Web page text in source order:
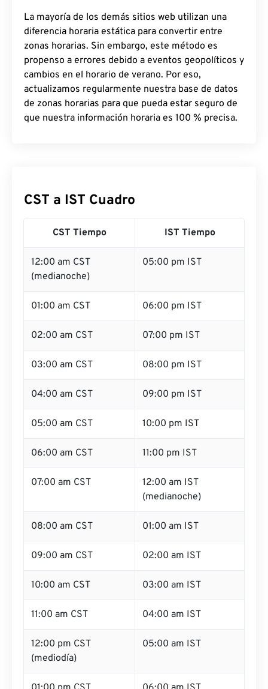
La mayoría de los demás sitios web utilizan una
diferencia horaria estática para convertir entre
zonas horarias. Sin embargo, este método es
propenso a errores debido a eventos geopolíticos y
cambios en el horario de verano. Por eso,
actualizamos regularmente nuestra base de datos
de zonas horarias para que pueda estar seguro de
que nuestra información horaria es 100 % precisa.
CST a IST Cuadro
CST Tiempo IST Tiempo
12:00 am CST
(medianoche)
05:00 pm IST
01:00 am CST 06:00 pm IST
02:00 am CST 07:00 pm IST
03:00 am CST 08:00 pm IST
04:00 am CST 09:00 pm IST
05:00 am CST 10:00 pm IST
06:00 am CST 11:00 pm IST
07:00 am CST
12:00 am IST
(medianoche)
08:00 am CST 01:00 am IST
09:00 am CST 02:00 am IST
10:00 am CST 03:00 am IST
11:00 am CST 04:00 am IST
12:00 pm CST
(mediodía)
05:00 am IST